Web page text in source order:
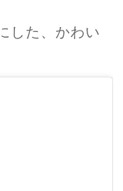
した、かわい